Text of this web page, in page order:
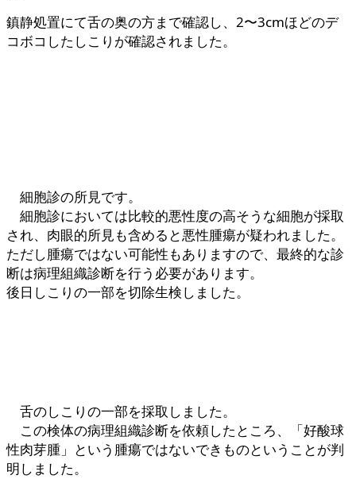
鎮静処置にて舌の奥の方まで確認し、2〜3cmほどのデ
コボコしたしこりが確認されました。
細胞診の所見です。
細胞診においては比較的悪性度の高そうな細胞が採取
され、肉眼的所見も含めると悪性腫瘍が疑われました。
ただし腫瘍ではない可能性もありますので、最終的な診
断は病理組織診断を行う必要があります。
後日しこりの一部を切除生検しました。
舌のしこりの一部を採取しました。
この検体の病理組織診断を依頼したところ、「好酸球
性肉芽腫」という腫瘍ではないできものということが判
明しました。